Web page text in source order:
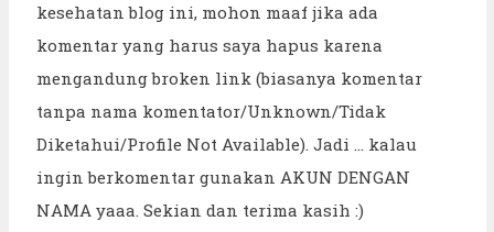
kesehatan blog ini, mohon maaf jika ada
komentar yang harus saya hapus karena
mengandung broken link (biasanya komentar
tanpa nama komentator/Unknown/Tidak
Diketahui/Profile Not Available). Jadi ... kalau
ingin berkomentar gunakan AKUN DENGAN
NAMA yaaa. Sekian dan terima kasih :)